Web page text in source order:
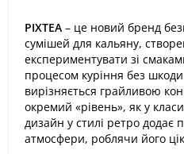
PIXTEA – це новий бренд
сумішей для кальяну,
експериментувати зі
процесом куріння без
вирізняється грайливою
окремий «рівень», як у
дизайн у стилі ретро додає
атмосфери, роблячи його